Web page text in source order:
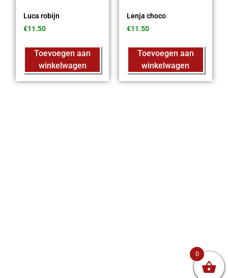
Luca robijn
€11.50
Toevoegen aan
winkelwagen
Lenja choco
€11.50
Toevoegen aan
winkelwagen
0